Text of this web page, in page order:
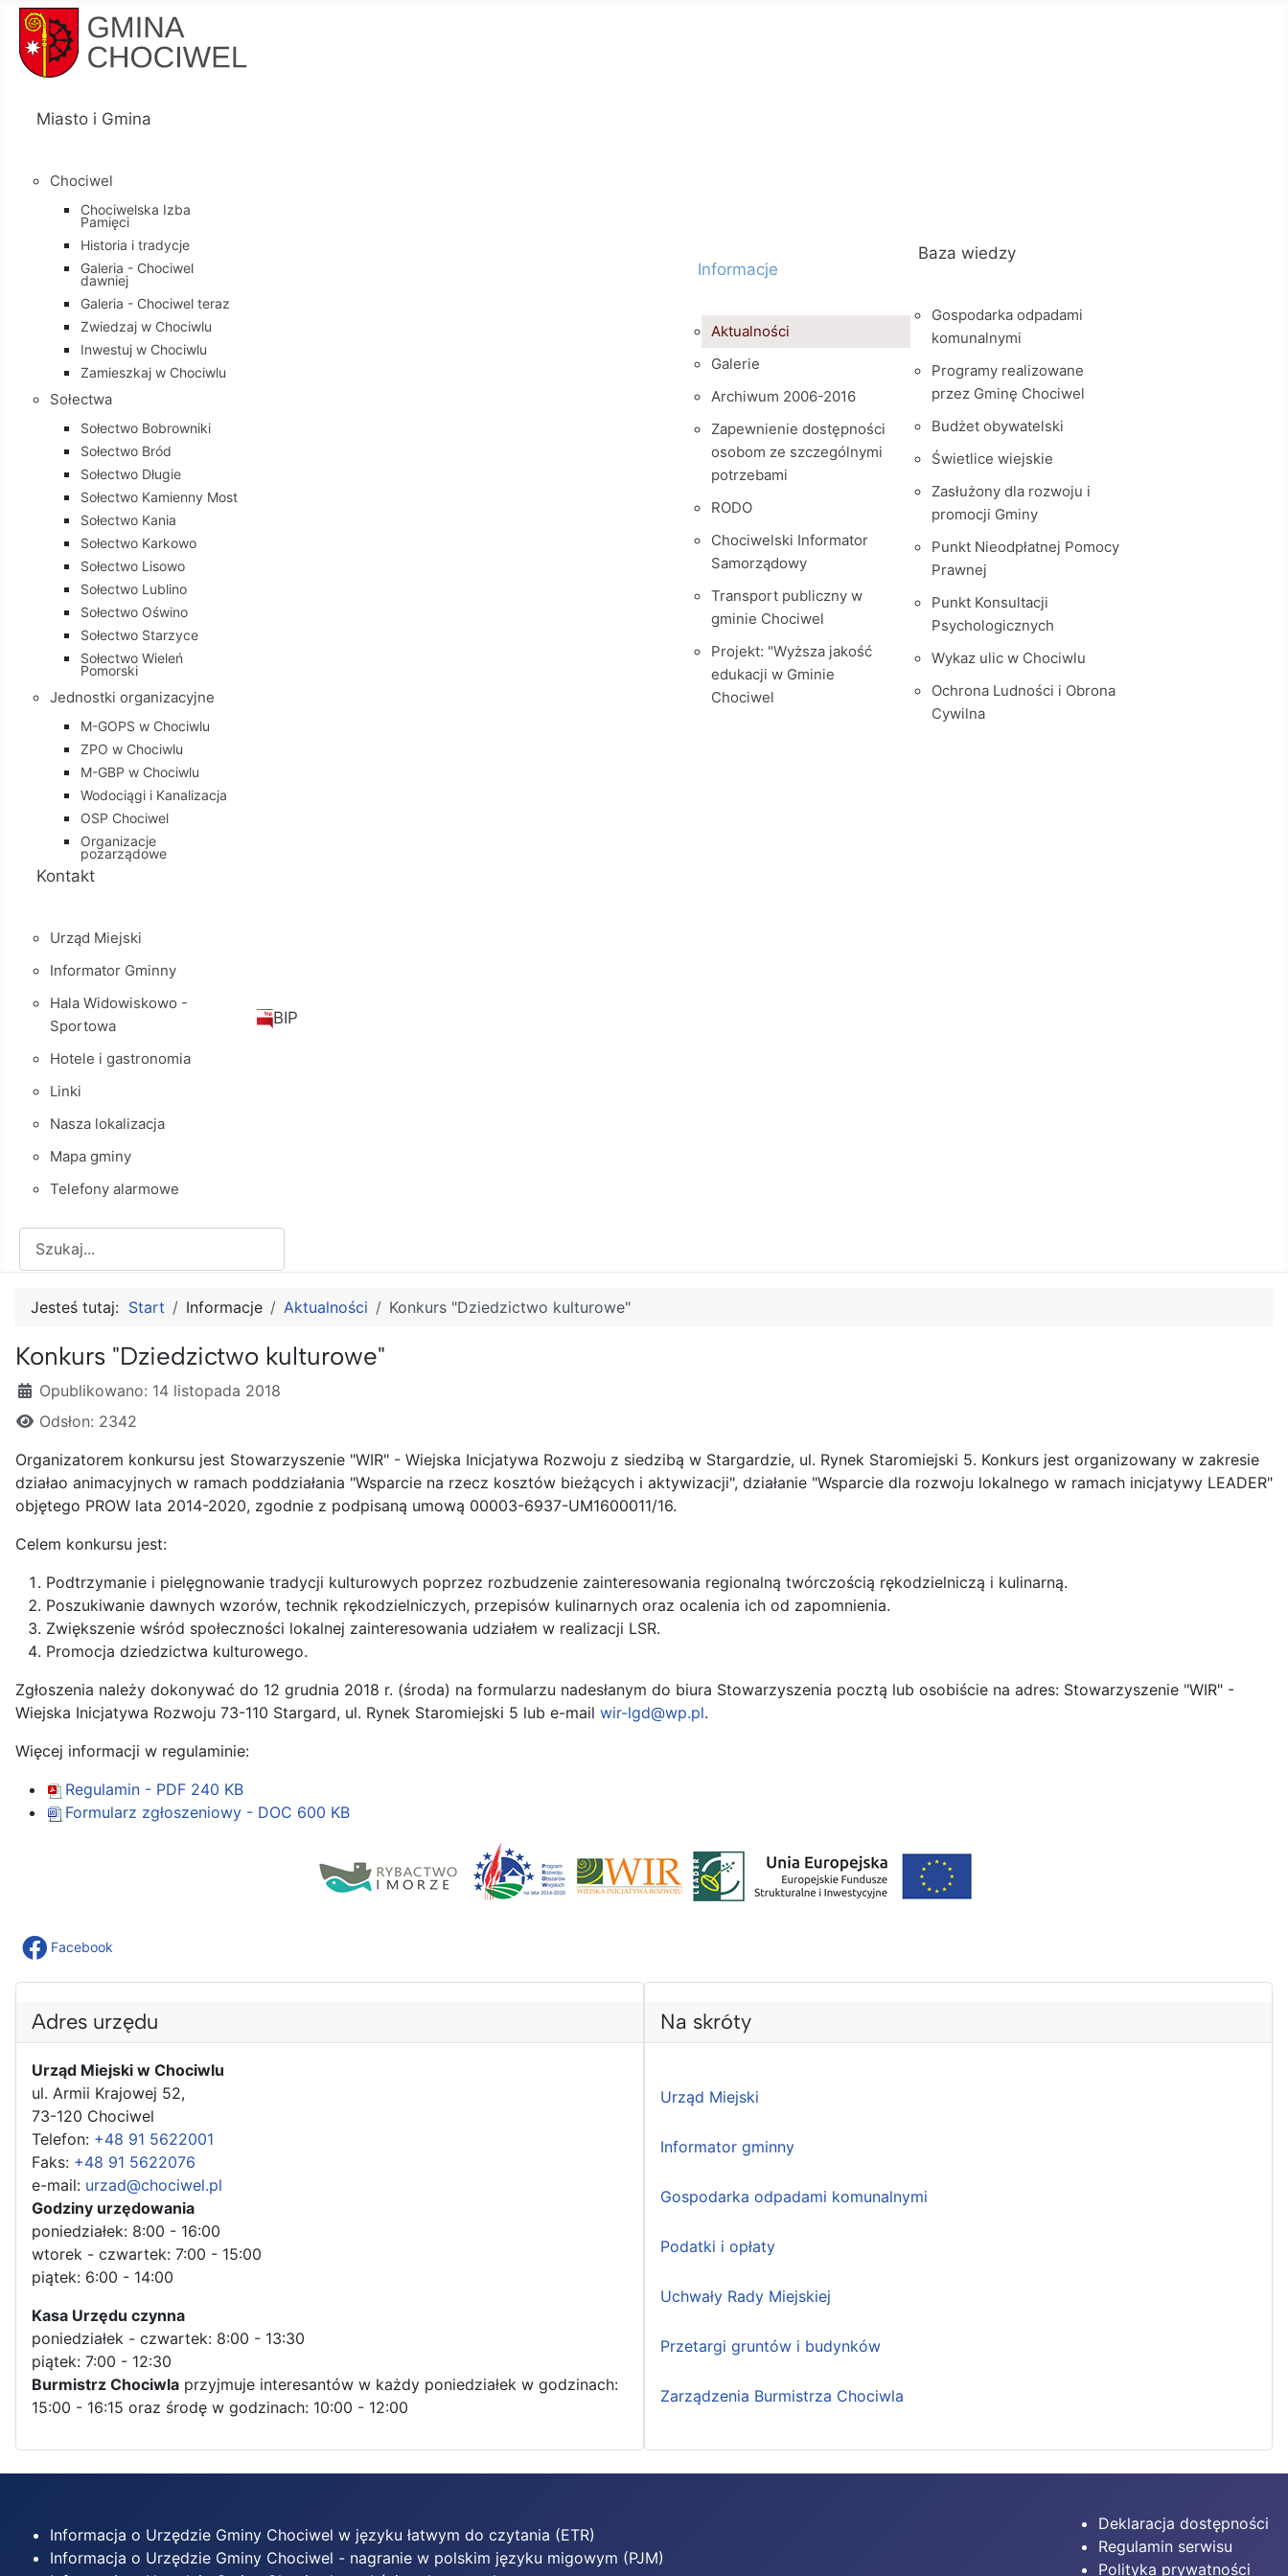
Miasto i Gmina
Chociwel
Chociwelska Izba
Pamięci
Historia i tradycje
Galeria - Chociwel
dawniej
Galeria - Chociwel teraz
Zwiedzaj w Chociwlu
Inwestuj w Chociwlu
Zamieszkaj w Chociwlu
Sołectwa
Sołectwo Bobrowniki
Sołectwo Bród
Sołectwo Długie
Sołectwo Kamienny Most
Sołectwo Kania
Sołectwo Karkowo
Sołectwo Lisowo
Sołectwo Lublino
Sołectwo Oświno
Sołectwo Starzyce
Sołectwo Wieleń
Pomorski
Jednostki organizacyjne
M-GOPS w Chociwlu
ZPO w Chociwlu
M-GBP w Chociwlu
Wodociągi i Kanalizacja
OSP Chociwel
Organizacje
pozarządowe
Informacje
Aktualności
Galerie
Archiwum 2006-2016
Zapewnienie dostępności
osobom ze szczególnymi
potrzebami
RODO
Chociwelski Informator
Samorządowy
Transport publiczny w
gminie Chociwel
Projekt: "Wyższa jakość
edukacji w Gminie
Chociwel
Baza wiedzy
Gospodarka odpadami
komunalnymi
Programy realizowane
przez Gminę Chociwel
Budżet obywatelski
Świetlice wiejskie
Zasłużony dla rozwoju i
promocji Gminy
Punkt Nieodpłatnej Pomocy
Prawnej
Punkt Konsultacji
Psychologicznych
Wykaz ulic w Chociwlu
Ochrona Ludności i Obrona
Cywilna
Kontakt
Urząd Miejski
Informator Gminny
Hala Widowiskowo -
Sportowa
Hotele i gastronomia
Linki
Nasza lokalizacja
Mapa gminy
Telefony alarmowe
BIP
Jesteś tutaj: Start Informacje Aktualności Konkurs "Dziedzictwo kulturowe"
Konkurs "Dziedzictwo kulturowe"
Szczegóły
Opublikowano: 14 listopada 2018
Odsłon: 2342
Organizatorem konkursu jest Stowarzyszenie "WIR" - Wiejska Inicjatywa Rozwoju z siedzibą w Stargardzie, ul. Rynek Staromiejski 5. Konkurs jest organizowany w zakresie
działao animacyjnych w ramach poddziałania "Wsparcie na rzecz kosztów bieżących i aktywizacji", działanie "Wsparcie dla rozwoju lokalnego w ramach inicjatywy LEADER"
objętego PROW lata 2014-2020, zgodnie z podpisaną umową 00003-6937-UM1600011/16.
Celem konkursu jest:
Podtrzymanie i pielęgnowanie tradycji kulturowych poprzez rozbudzenie zainteresowania regionalną twórczością rękodzielniczą i kulinarną.
Poszukiwanie dawnych wzorów, technik rękodzielniczych, przepisów kulinarnych oraz ocalenia ich od zapomnienia.
Zwiększenie wśród społeczności lokalnej zainteresowania udziałem w realizacji LSR.
Promocja dziedzictwa kulturowego.
Zgłoszenia należy dokonywać do 12 grudnia 2018 r. (środa) na formularzu nadesłanym do biura Stowarzyszenia pocztą lub osobiście na adres: Stowarzyszenie "WIR" -
Wiejska Inicjatywa Rozwoju 73-110 Stargard, ul. Rynek Staromiejski 5 lub e-mail wir-lgd@wp.pl.
Więcej informacji w regulaminie:
Regulamin - PDF 240 KB
Formularz zgłoszeniowy - DOC 600 KB
Facebook
Adres urzędu
Urząd Miejski w Chociwlu
ul. Armii Krajowej 52,
73-120 Chociwel
Telefon: +48 91 5622001
Faks: +48 91 5622076
e-mail: urzad@chociwel.pl
Godziny urzędowania
poniedziałek: 8:00 - 16:00
wtorek - czwartek: 7:00 - 15:00
piątek: 6:00 - 14:00
Kasa Urzędu czynna
poniedziałek - czwartek: 8:00 - 13:30
piątek: 7:00 - 12:30
Burmistrz Chociwla przyjmuje interesantów w każdy poniedziałek w godzinach:
15:00 - 16:15 oraz środę w godzinach: 10:00 - 12:00
Na skróty
Urząd Miejski
Informator gminny
Gospodarka odpadami komunalnymi
Podatki i opłaty
Uchwały Rady Miejskiej
Przetargi gruntów i budynków
Zarządzenia Burmistrza Chociwla
Informacja o Urzędzie Gminy Chociwel w języku łatwym do czytania (ETR)
Informacja o Urzędzie Gminy Chociwel - nagranie w polskim języku migowym (PJM)
Deklaracja dostępności
Regulamin serwisu
Polityka prywatności